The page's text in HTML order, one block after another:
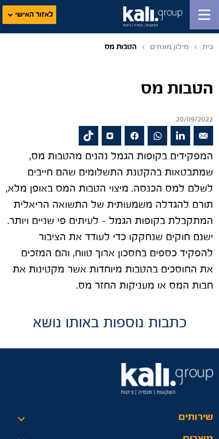
לאזור האישי
בית מילון מונחים הטבות מס
הטבות מס
20/09/2022
המפקידים בקופות הגמל נהנים מהטבות מס,
שמתבטאות בהקטנת התשלומים שהם חייבים
לשלם למס הכנסה. מיצוי הטבות המס באופן מלא,
תורם להגדלה משמעותית של התשואה הריאלית
המתקבלת בקופות הגמל – לעיתים פי שניים ויותר.
ישנם חוקים שנחקקו כדי לעודד את הציבור
להפקיד כספים בחסכון ארוך טווח, והם המזכים
את החוסכים בהטבות מיוחדות אשר מקטינות את
חבות המס או מעניקות החזר מס.
כתבות נוספות באותו נושא
שירותים